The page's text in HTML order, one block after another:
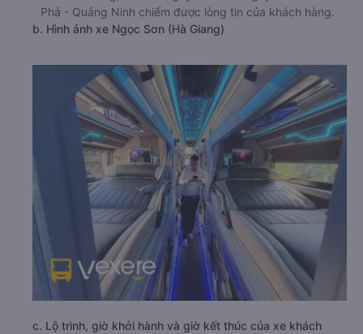
Phả - Quảng Ninh chiếm được lòng tin của khách hàng.
b. Hình ảnh xe Ngọc Sơn (Hà Giang)
c. Lộ trình, giờ khởi hành và giờ kết thúc của xe khách